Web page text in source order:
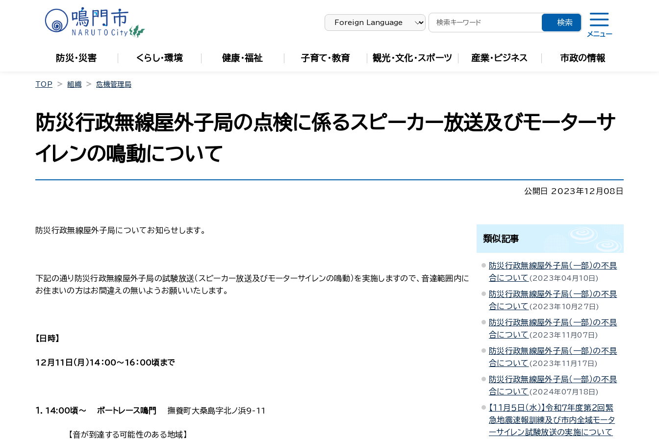
メニュー
防災・災害 くらし・環境 健康・福祉 子育て・教育 観光・文化・スポーツ 産業・ビジネス 市政の情報
TOP 組織 危機管理局
防災行政無線屋外子局の点検に係るスピーカー放送及びモーターサ
イレンの鳴動について
公開日 2023年12月08日
防災行政無線屋外子局についてお知らせします。
下記の通り防災行政無線屋外子局の試験放送（スピーカー放送及びモーターサイレンの鳴動）を実施しますので、音達範囲内に
お住まいの方はお間違えの無いようお願いいたします。
【日時】
12月11日（月）14：00～16：00頃まで
１．14:00頃～ ボートレース鳴門 撫養町大桑島字北ノ浜9-11
【音が到達する可能性のある地域】
類似記事
防災行政無線屋外子局（一部）の不具
合について
2023年04月10日
防災行政無線屋外子局（一部）の不具
合について
2023年10月27日
防災行政無線屋外子局（一部）の不具
合について
2023年11月07日
防災行政無線屋外子局（一部）の不具
合について
2023年11月17日
防災行政無線屋外子局（一部）の不具
合について
2024年07月18日
【１１月５日（水）】令和７年度第２回緊
急地震速報訓練及び市内全域モータ
ーサイレン試験放送の実施について